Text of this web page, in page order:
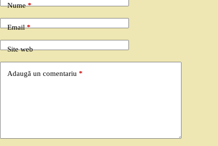
Nume*
Email*
Site web
Adaugă un comentariu *